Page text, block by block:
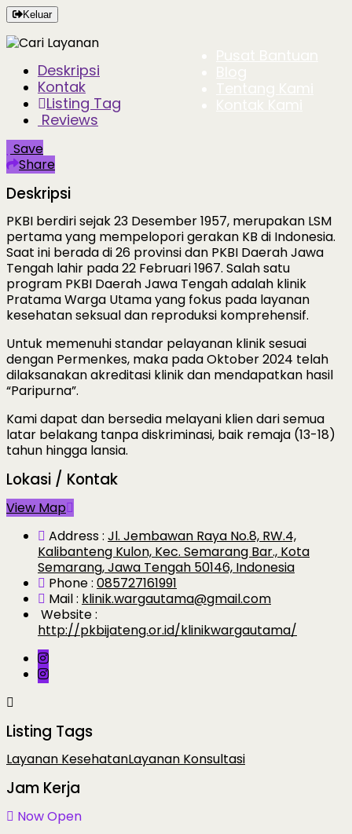
Keluar
Deskripsi
Kontak
Listing Tag
Reviews
Save
Share
Deskripsi
PKBI berdiri sejak 23 Desember 1957, merupakan LSM
pertama yang mempelopori gerakan KB di Indonesia.
Saat ini berada di 26 provinsi dan PKBI Daerah Jawa
Tengah lahir pada 22 Februari 1967. Salah satu
program PKBI Daerah Jawa Tengah adalah klinik
Pratama Warga Utama yang fokus pada layanan
kesehatan seksual dan reproduksi komprehensif.
Untuk memenuhi standar pelayanan klinik sesuai
dengan Permenkes, maka pada Oktober 2024 telah
dilaksanakan akreditasi klinik dan mendapatkan hasil
“Paripurna”.
Kami dapat dan bersedia melayani klien dari semua
latar belakang tanpa diskriminasi, baik remaja (13-18)
tahun hingga lansia.
Lokasi / Kontak
View Map
Address : Jl. Jembawan Raya No.8, RW.4,
Kalibanteng Kulon, Kec. Semarang Bar., Kota
Semarang, Jawa Tengah 50146, Indonesia
Phone : 085727161991
Mail : klinik.wargautama@gmail.com
Website :
http://pkbijateng.or.id/klinikwargautama/
Listing Tags
Layanan KesehatanLayanan Konsultasi
Jam Kerja
Now Open